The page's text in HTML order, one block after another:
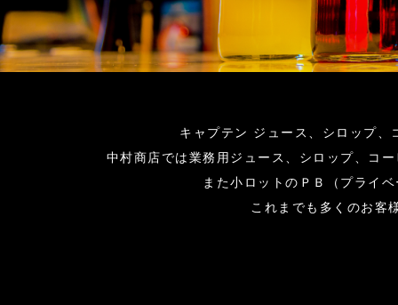
キャプテン ジュース、シロップ
中村商店では業務用ジュース、シロップ、コ
また小ロットのＰＢ（プライ
これまでも多くのお客